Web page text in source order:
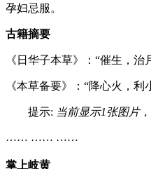
孕妇忌服。
古籍摘要
《日华子本草》：“催生，
《本草备要》：“降心火，
提示: 当前显示1张图片
…… …… ……
掌上岐黄